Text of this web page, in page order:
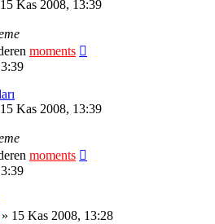
Kas 2008, 13:39
moments
Kas 2008, 13:39
moments
» 15 Kas 2008, 13:28